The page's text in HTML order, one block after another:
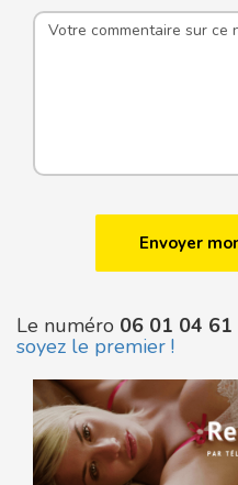
Le numéro 06 01 04 61
soyez le premier !